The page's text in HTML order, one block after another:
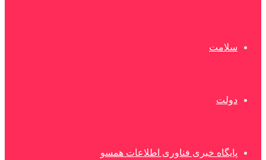
سلامت
دولت
پایگاه خبری فناوری اطلاعات همسو